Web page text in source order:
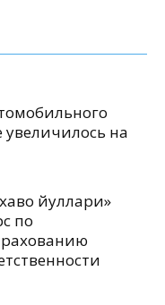
увеличилось на
йуллари»
по